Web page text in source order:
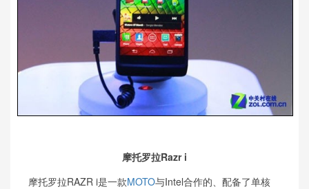
摩托罗拉Razr i
摩托罗拉RAZR i是一款MOTO与Intel合作的、配备了单核